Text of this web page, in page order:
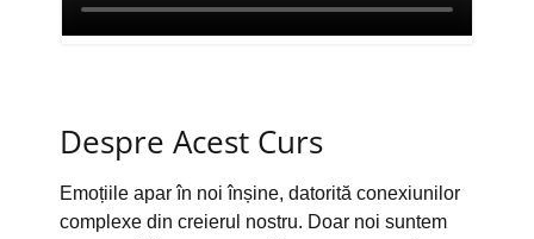
Despre Acest Curs
Emoțiile apar în noi înșine, datorită conexiunilor
complexe din creierul nostru. Doar noi suntem